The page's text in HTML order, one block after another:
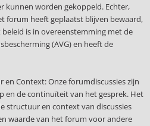
kunnen worden gekoppeld. Echter,
forum heeft geplaatst blijven bewaard,
is in overeenstemming met de
(AVG) en heeft de
en Context: Onze forumdiscussies zijn
en de continuïteit van het gesprek. Het
structuur en context van discussies
waarde van het forum voor andere